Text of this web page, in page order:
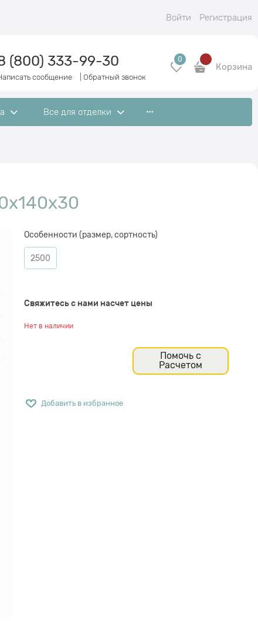
Войти Регистрация
(800) 333-99-30
сообщение Обратный звонок
0
Корзина
Все для отделки
Особенности (размер, сортность)
2500
Свяжитесь с нами насчет цены
Нет в наличии
Помочь с
Расчетом
Добавить в избранное